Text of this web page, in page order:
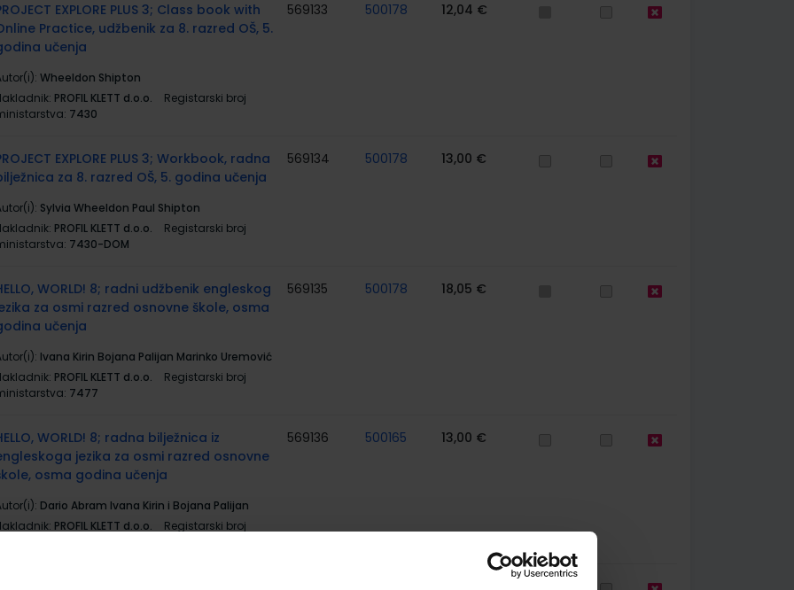
EXPLORE PLUS 3; Class book with
Practice, udžbenik za 8. razred OŠ, 5.
učenja
Wheeldon Shipton
PROFIL KLETT d.o.o.
Registarski broj
7430
569133 500178 12,04 €
EXPLORE PLUS 3; Workbook, radna
za 8. razred OŠ, 5. godina učenja
Sylvia Wheeldon Paul Shipton
PROFIL KLETT d.o.o.
Registarski broj
7430-DOM
569134 500178 13,00 €
WORLD! 8; radni udžbenik engleskog
za osmi razred osnovne škole, osma
učenja
Ivana Kirin Bojana Palijan Marinko Uremović
PROFIL KLETT d.o.o.
Registarski broj
7477
569135 500178 18,05 €
WORLD! 8; radna bilježnica iz
jezika za osmi razred osnovne
osma godina učenja
Dario Abram Ivana Kirin i Bojana Palijan
PROFIL KLETT d.o.o.
Registarski broj
569136 500165 13,00 €